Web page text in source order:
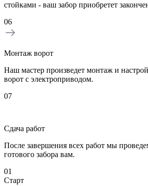
стойками - ваш забор приобретет
06
Монтаж ворот
Наш мастер произведет монтаж и
ворот с электроприводом.
07
Сдача работ
После завершения всех работ мы
готового забора вам.
01
Старт